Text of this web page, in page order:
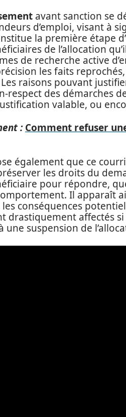
avant sanction se
d’emploi, visant à
la première étape
de l’allocation
de recherche active
les faits
raisons pouvant
respect des démarches
valable, ou
: Comment refuser
également que ce
les droits du
pour répondre,
Il apparaît
conséquences
drastiquement affectés
suspension de